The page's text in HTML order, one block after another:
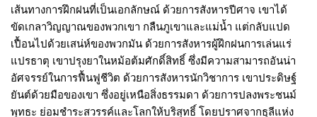
เส้นทางการฝึกฝนที่เป็นเอกลักษณ์ ด้วยการสังหารปีศาจ เขาได้
ขัดเกลาวิญญาณของพวกเขา กลืนภูเขาและแม่น้ำ แต่กลับแปด
เปื้อนไปด้วยเสน่ห์ของพวกมัน ด้วยการสังหารผู้ฝึกฝนการเล่นแร่
แปรธาตุ เขาปรุงยาในหม้อต้มศักดิ์สิทธิ์ ซึ่งมีความสามารถอันน่า
อัศจรรย์ในการฟื้นฟูชีวิต ด้วยการสังหารนักวิชาการ เขาประดิษฐ์
ยันต์ด้วยมือของเขา ซึ่งอยู่เหนือสิ่งธรรมดา ด้วยการปลงพระชนม์
พุทธะ ย่อมชำระสวรรค์และโลกให้บริสุทธิ์ โดยปราศจากธุลีแห่ง